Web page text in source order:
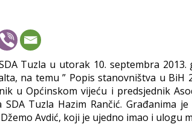
Tuzla u utorak 10. septembra
na temu ” Popis stanovništva u BiH
u Općinskom vijeću i predsjednik
Tuzla Hazim Rančić. Građanima
Avdić, koji je ujedno imao i ulogu